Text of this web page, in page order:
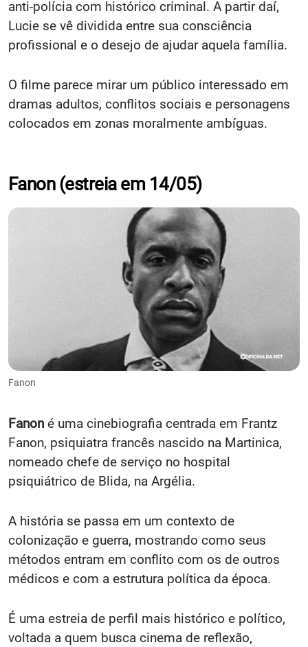
anti-polícia com histórico criminal. A partir daí,
Lucie se vê dividida entre sua consciência
profissional e o desejo de ajudar aquela família.
O filme parece mirar um público interessado em
dramas adultos, conflitos sociais e personagens
colocados em zonas moralmente ambíguas.
Fanon (estreia em 14/05)
Fanon
Fanon é uma cinebiografia centrada em Frantz
Fanon, psiquiatra francês nascido na Martinica,
nomeado chefe de serviço no hospital
psiquiátrico de Blida, na Argélia.
A história se passa em um contexto de
colonização e guerra, mostrando como seus
métodos entram em conflito com os de outros
médicos e com a estrutura política da época.
É uma estreia de perfil mais histórico e político,
voltada a quem busca cinema de reflexão,